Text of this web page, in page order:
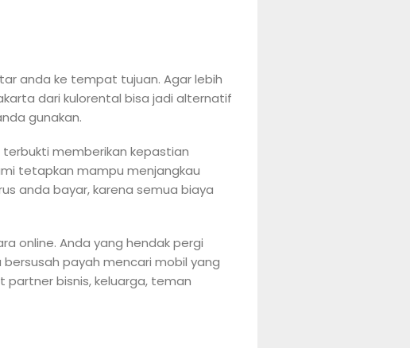
anda ke tempat tujuan. Agar lebih
dari kulorental bisa jadi alternatif
gunakan.
memberikan kepastian
tetapkan mampu menjangkau
anda bayar, karena semua biaya
online. Anda yang hendak pergi
payah mencari mobil yang
bisnis, keluarga, teman